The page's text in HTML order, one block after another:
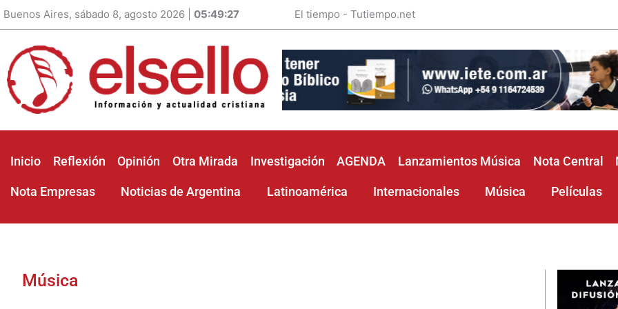
Buenos Aires, sábado 8, agosto 2026 | 05:49:29 El tiempo - Tutiempo.net
Inicio Reflexión Opinión Otra Mirada Investigación AGENDA Lanzamientos Música Nota Central
Nota Empresas Noticias de Argentina Latinoamérica Internacionales Música Películas
Música